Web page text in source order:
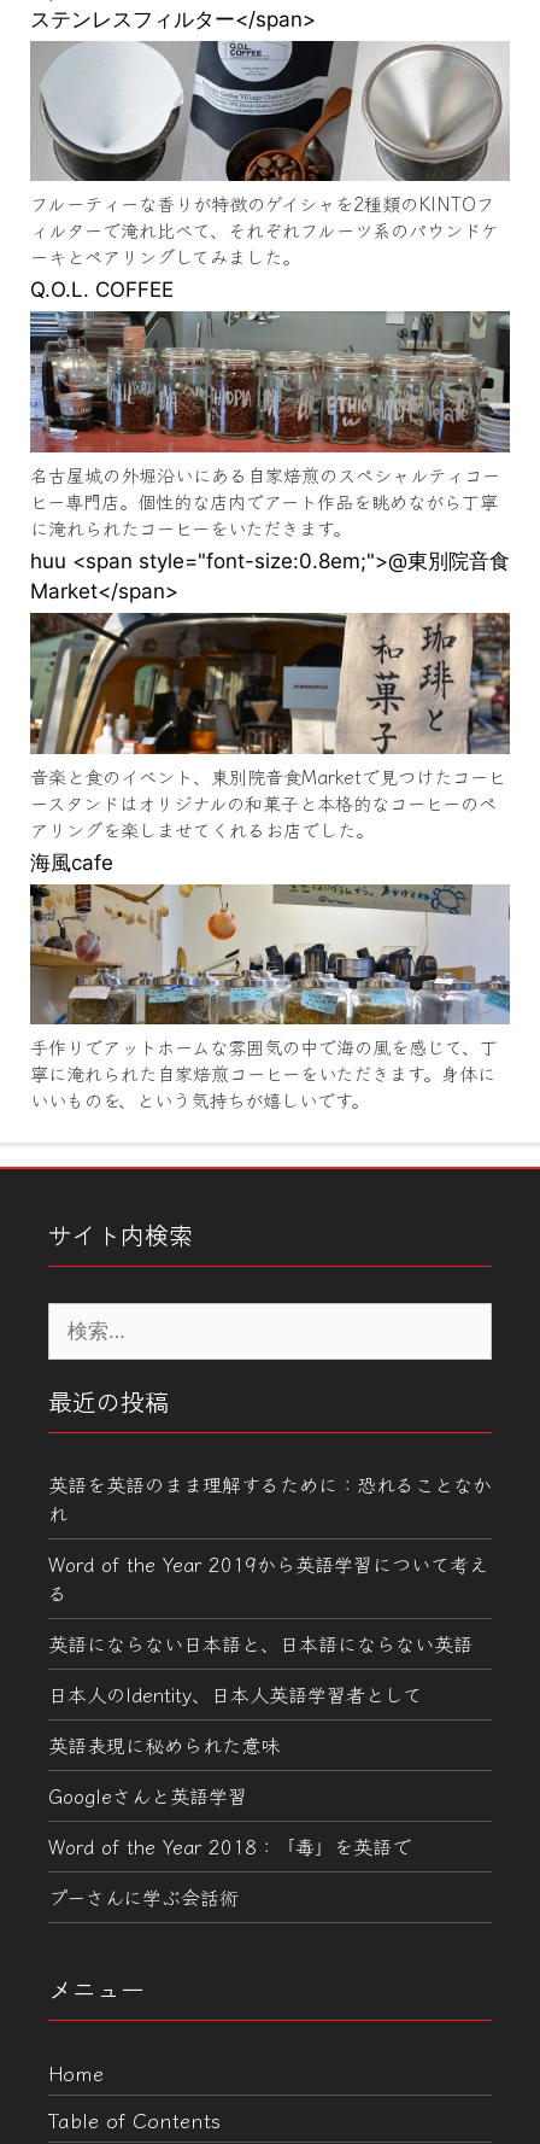
ステンレスフィルター</span>
フルーティーな香りが特徴のゲイシャを2種類のKINTOフ
ィルターで淹れ比べて、それぞれフルーツ系のパウンドケ
ーキとペアリングしてみました。
Q.O.L. COFFEE
名古屋城の外堀沿いにある自家焙煎のスペシャルティコー
ヒー専門店。個性的な店内でアート作品を眺めながら丁寧
に淹れられたコーヒーをいただきます。
huu <span style="font-size:0.8em;">@東別院音食
Market</span>
音楽と食のイベント、東別院音食Marketで見つけたコーヒ
ースタンドはオリジナルの和菓子と本格的なコーヒーのペ
アリングを楽しませてくれるお店でした。
海風cafe
手作りでアットホームな雰囲気の中で海の風を感じて、丁
寧に淹れられた自家焙煎コーヒーをいただきます。身体に
いいものを、という気持ちが嬉しいです。
サイト内検索
索:
最近の投稿
英語を英語のまま理解するために：恐れることなか
れ
Word of the Year 2019から英語学習について考え
る
英語にならない日本語と、日本語にならない英語
日本人のIdentity、日本人英語学習者として
英語表現に秘められた意味
Googleさんと英語学習
Word of the Year 2018：「毒」を英語で
プーさんに学ぶ会話術
メニュー
Home
Table of Contents